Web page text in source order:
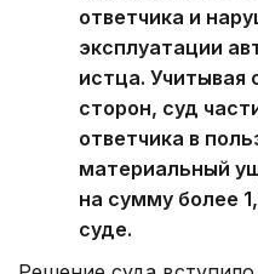
ответчика и
эксплуатации
истца. Учитывая
сторон, суд
ответчика в
материальный
на сумму более
суде.